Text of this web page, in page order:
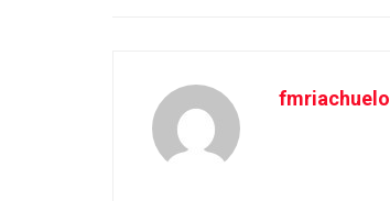
fmriachuelo